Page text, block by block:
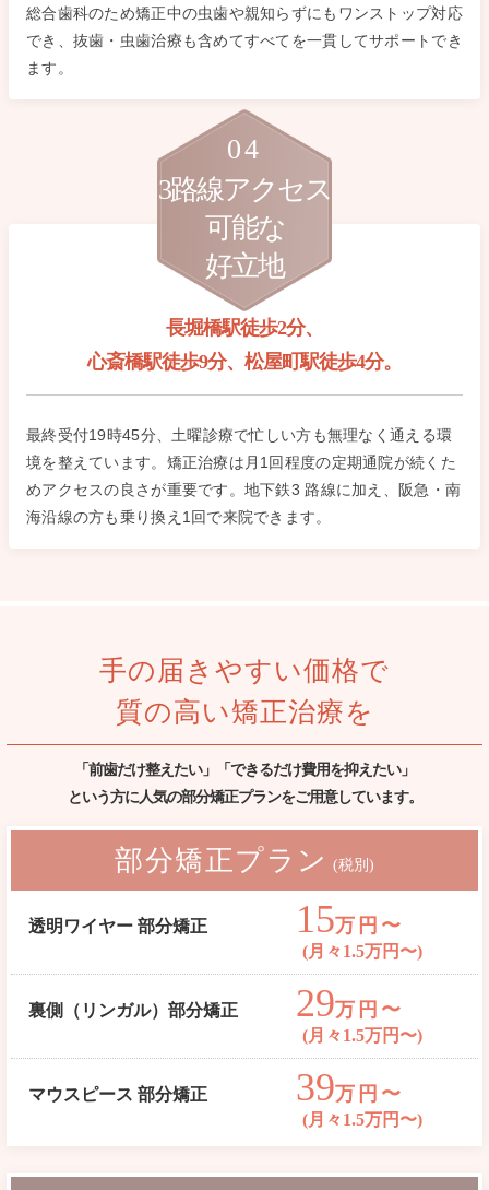
総合歯科のため矯正中の虫歯や親知らずにもワンストップ対応
でき、抜歯・虫歯治療も含めてすべてを一貫してサポートでき
ます。
04
3路線アクセス
可能な
好立地
長堀橋駅徒歩2分、
心斎橋駅徒歩9分、松屋町駅徒歩4分。
最終受付19時45分、土曜診療で忙しい方も無理なく通える環
境を整えています。矯正治療は月1回程度の定期通院が続くた
めアクセスの良さが重要です。地下鉄3 路線に加え、阪急・南
海沿線の方も乗り換え1回で来院できます。
手の届きやすい価格で
質の高い矯正治療を
「前歯だけ整えたい」「できるだけ費用を抑えたい」
という方に人気の部分矯正プランをご用意しています。
部分矯正プラン (税別)
透明ワイヤー 部分矯正 15万円〜
(月々1.5万円〜)
裏側（リンガル）部分矯正 29万円〜
(月々1.5万円〜)
マウスピース 部分矯正 39万円〜
(月々1.5万円〜)